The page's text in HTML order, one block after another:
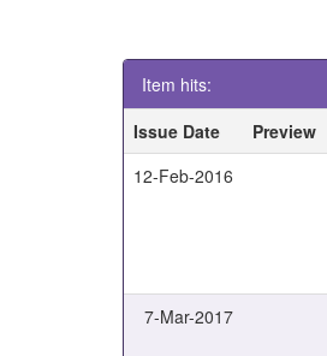
Item hits:
Issue Date
Preview
12-Feb-2016
7-Mar-2017